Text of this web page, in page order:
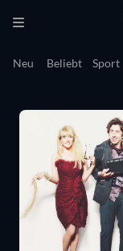
Neu Beliebt Sport